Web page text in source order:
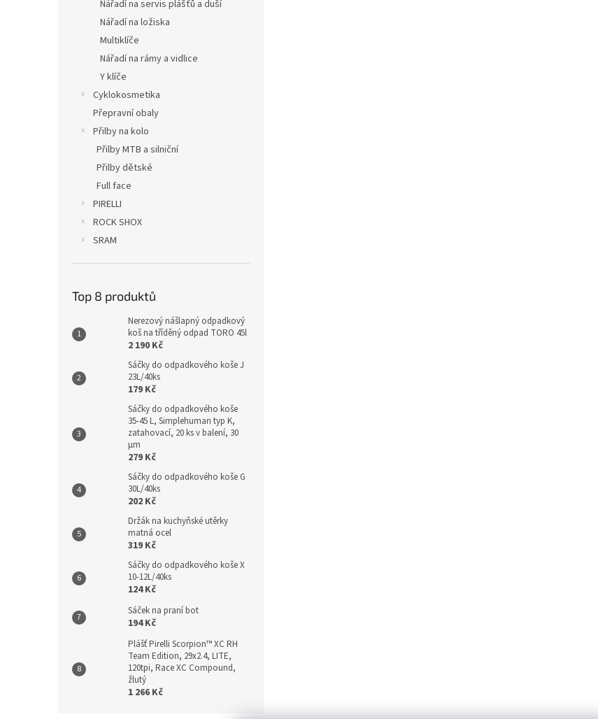
Nářadí na servis plášťů a duší
Nářadí na ložiska
Multiklíče
Nářadí na rámy a vidlice
Y klíče
Cyklokosmetika
Přepravní obaly
Přilby na kolo
Přilby MTB a silniční
Přilby dětské
Full face
PIRELLI
ROCK SHOX
SRAM
Top 8 produktů
Nerezový nášlapný odpadkový
koš na tříděný odpad TORO 45l
2 190 Kč
Sáčky do odpadkového koše J
23L/40ks
179 Kč
Sáčky do odpadkového koše
35-45 L, Simplehuman typ K,
zatahovací, 20 ks v balení, 30
µm
279 Kč
Sáčky do odpadkového koše G
30L/40ks
202 Kč
Držák na kuchyňské utěrky
matná ocel
319 Kč
Sáčky do odpadkového koše X
10-12L/40ks
124 Kč
Sáček na praní bot
194 Kč
Plášť Pirelli Scorpion™ XC RH
Team Edition, 29x2.4, LITE,
120tpi, Race XC Compound,
žlutý
1 266 Kč